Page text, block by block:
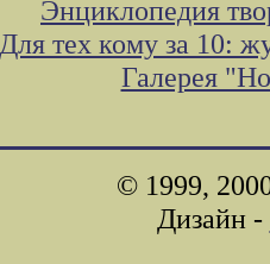
Энциклопедия
Для тех кому за 10:
Галерея
© 1999,
Дизайн -